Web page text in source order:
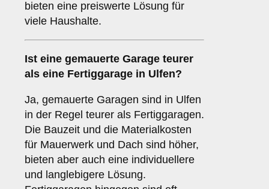
bieten eine preiswerte Lösung für
viele Haushalte.
Ist eine gemauerte Garage teurer
als eine Fertiggarage in Ulfen?
Ja, gemauerte Garagen sind in Ulfen
in der Regel teurer als Fertiggaragen.
Die Bauzeit und die Materialkosten
für Mauerwerk und Dach sind höher,
bieten aber auch eine individuellere
und langlebigere Lösung.